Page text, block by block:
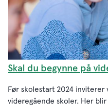
Skal du begynne på
Før skolestart 2024 inviterer
videregående skoler. Her